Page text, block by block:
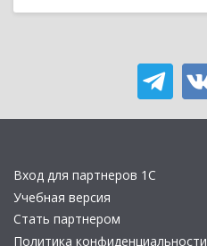
Вход для партнеров 1С
Учебная версия
Стать партнером
Политика конфиденциальности